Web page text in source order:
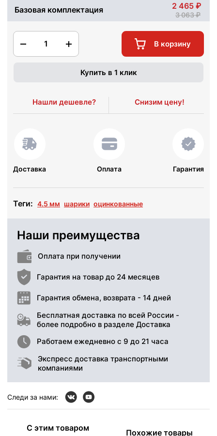
Базовая комплектация 2 465
3 063
1 В корзину
Купить в 1 клик
Нашли дешевле? Снизим цену!
Доставка Оплата Гарантия
Теги: 4.5 мм шарики оцинкованные
Наши преимущества
Оплата при получении
Гарантия на товар до 24 месяцев
Гарантия обмена, возврата - 14 дней
Бесплатная доставка по всей России -
более подробно в разделе Доставка
Работаем ежедневно с 9 до 21 часа
Экспресс доставка транспортными
компаниями
Следи за нами:
С этим товаром
Похожие товары